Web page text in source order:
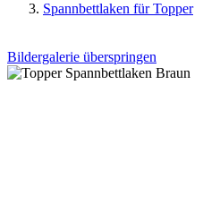
Spannbettlaken für Topper
Bildergalerie überspringen